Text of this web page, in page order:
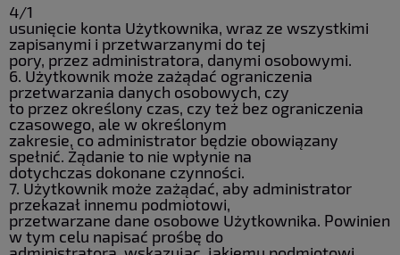
4/1
usunięcie konta Użytkownika, wraz ze wszystkimi
zapisanymi i przetwarzanymi do tej
pory, przez administratora, danymi osobowymi.
6. Użytkownik może zażądać ograniczenia
przetwarzania danych osobowych, czy
to przez określony czas, czy też bez ograniczenia
czasowego, ale w określonym
zakresie, co administrator będzie obowiązany
spełnić. Żądanie to nie wpłynie na
dotychczas dokonane czynności.
7. Użytkownik może zażądać, aby administrator
przekazał innemu podmiotowi,
przetwarzane dane osobowe Użytkownika. Powinien
w tym celu napisać prośbę do